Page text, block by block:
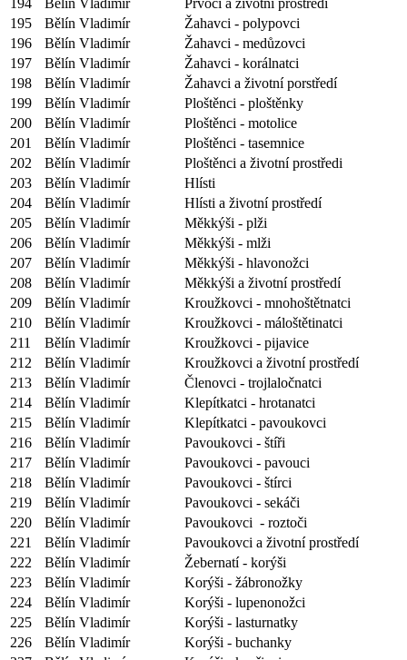
194
Bělín Vladimír
Prvoci a životní prostředí
195
Bělín Vladimír
Žahavci - polypovci
196
Bělín Vladimír
Žahavci - medůzovci
197
Bělín Vladimír
Žahavci - korálnatci
198
Bělín Vladimír
Žahavci a životní porstředí
199
Bělín Vladimír
Ploštěnci - ploštěnky
200
Bělín Vladimír
Ploštěnci - motolice
201
Bělín Vladimír
Ploštěnci - tasemnice
202
Bělín Vladimír
Ploštěnci a životní prostředi
203
Bělín Vladimír
Hlísti
204
Bělín Vladimír
Hlísti a životní prostředí
205
Bělín Vladimír
Měkkýši - plži
206
Bělín Vladimír
Měkkýši - mlži
207
Bělín Vladimír
Měkkýši - hlavonožci
208
Bělín Vladimír
Měkkýši a životní prostředí
209
Bělín Vladimír
Kroužkovci - mnohoštětnatci
210
Bělín Vladimír
Kroužkovci - máloštětinatci
211
Bělín Vladimír
Kroužkovci - pijavice
212
Bělín Vladimír
Kroužkovci a životní prostředí
213
Bělín Vladimír
Členovci - trojlaločnatci
214
Bělín Vladimír
Klepítkatci - hrotanatci
215
Bělín Vladimír
Klepítkatci - pavoukovci
216
Bělín Vladimír
Pavoukovci - štíři
217
Bělín Vladimír
Pavoukovci - pavouci
218
Bělín Vladimír
Pavoukovci - štírci
219
Bělín Vladimír
Pavoukovci - sekáči
220
Bělín Vladimír
Pavoukovci - roztoči
221
Bělín Vladimír
Pavoukovci a životní prostředí
222
Bělín Vladimír
Žebernatí - korýši
223
Bělín Vladimír
Korýši - žábronožky
224
Bělín Vladimír
Korýši - lupenonožci
225
Bělín Vladimír
Korýši - lasturnatky
226
Bělín Vladimír
Korýši - buchanky